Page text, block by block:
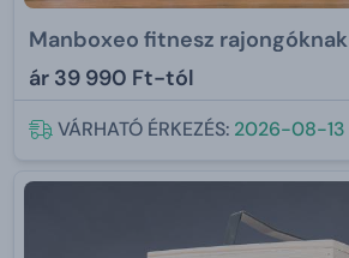
Manboxeo fitnesz rajongóknak
ár 39 990 Ft-tól
VÁRHATÓ ÉRKEZÉS: 2026-08-13